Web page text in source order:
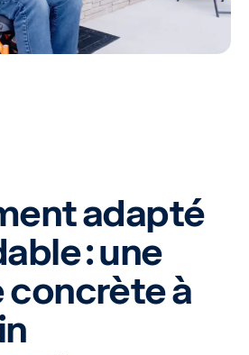
adapté
: une
concrète à